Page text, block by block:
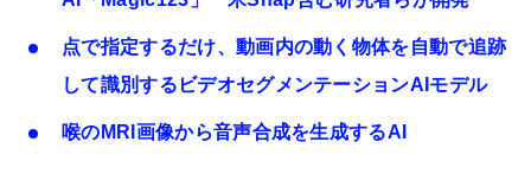
点で指定するだけ、動画内の動く物体を自動で追跡
して識別するビデオセグメンテーションAIモデル
喉のMRI画像から音声合成を生成するAI